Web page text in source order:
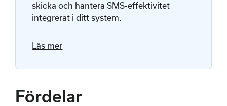
skicka och hantera SMS-effektivitet
integrerat i ditt system.
Läs mer
Fördelar